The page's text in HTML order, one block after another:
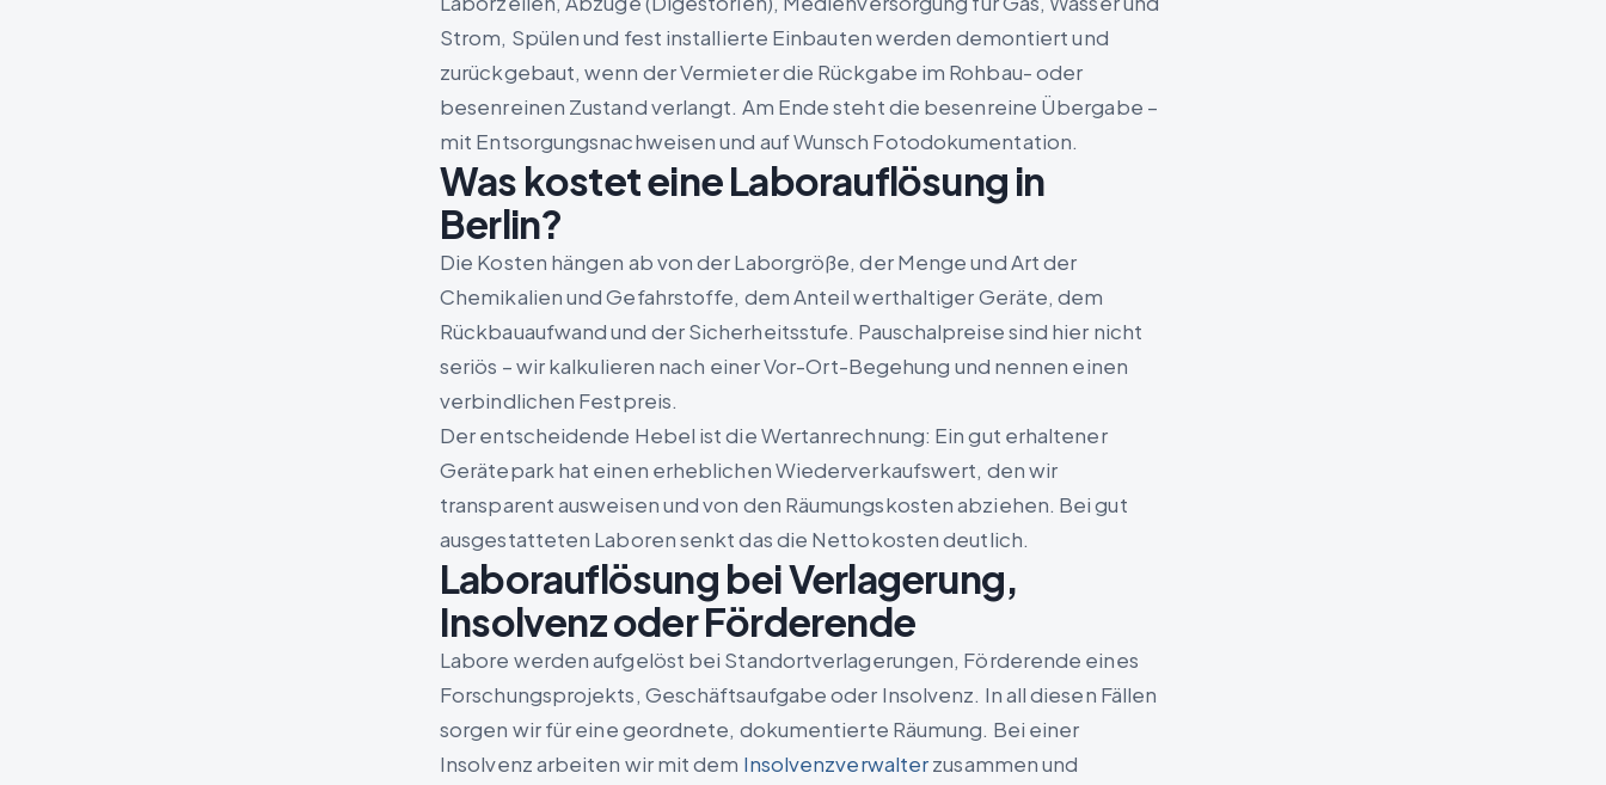
Strom, Spülen und fest installierte Einbauten werden demontiert und
zurückgebaut, wenn der Vermieter die Rückgabe im Rohbau- oder
besenreinen Zustand verlangt. Am Ende steht die besenreine Übergabe –
mit Entsorgungsnachweisen und auf Wunsch Fotodokumentation.
Was kostet eine Laborauflösung in
Berlin?
Die Kosten hängen ab von der Laborgröße, der Menge und Art der
Chemikalien und Gefahrstoffe, dem Anteil werthaltiger Geräte, dem
Rückbauaufwand und der Sicherheitsstufe. Pauschalpreise sind hier nicht
seriös – wir kalkulieren nach einer Vor-Ort-Begehung und nennen einen
verbindlichen Festpreis.
Der entscheidende Hebel ist die Wertanrechnung: Ein gut erhaltener
Gerätepark hat einen erheblichen Wiederverkaufswert, den wir
transparent ausweisen und von den Räumungskosten abziehen. Bei gut
ausgestatteten Laboren senkt das die Nettokosten deutlich.
Laborauflösung bei Verlagerung,
Insolvenz oder Förderende
Labore werden aufgelöst bei Standortverlagerungen, Förderende eines
Forschungsprojekts, Geschäftsaufgabe oder Insolvenz. In all diesen Fällen
sorgen wir für eine geordnete, dokumentierte Räumung. Bei einer
Insolvenz arbeiten wir mit dem Insolvenzverwalterzusammen und